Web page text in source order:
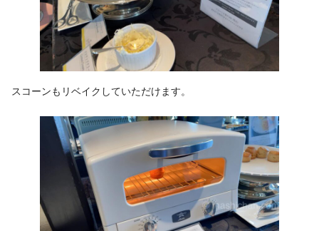
スコーンもリベイクしていただけます。